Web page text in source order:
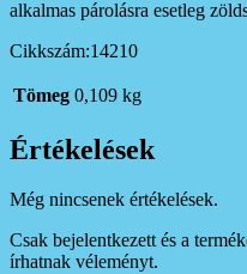
alkalmas párolásra esetleg
Cikkszám:14210
Tömeg 0,109 kg
Értékelések
Még nincsenek értékelések.
Csak bejelentkezett és a
írhatnak véleményt.